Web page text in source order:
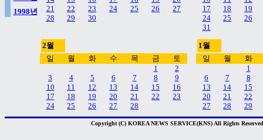
1998년
21
22 23 24 25 26
27
28
29 30
17
18
19
24
25
26
31
2월
1월
일
월 화 수 목 금
토
1
2
3
4 5 6 7 8
9
10
11 12 13 14 15
16
17
18 19 20 21 22
23
24
25 26 27 28
일 월
화
1
6
7
8
13
14
15
20
21
22
27
28 29
Copyright (C) KOREA NEWS SERVICE(KNS) All Rights